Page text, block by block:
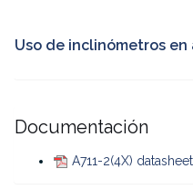
Uso de inclinómetros
Documentación
A711-2(4X) datasheet